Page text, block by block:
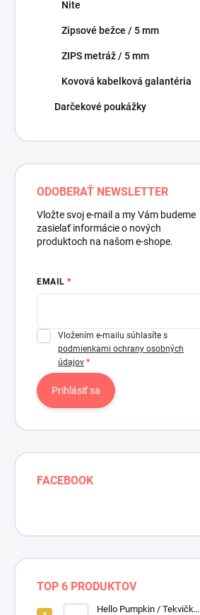
Nite
Zipsové bežce / 5 mm
ZIPS metráž / 5 mm
Kovová kabelková galantéria
Darčekové poukážky
ODOBERAŤ NEWSLETTER
Vložte svoj e-mail a my Vám budeme
zasielať informácie o nových
produktoch na našom e-shope.
EMAIL
Vložením e-mailu súhlasíte s
podmienkami ochrany osobných
údajov
Prihlásiť sa
FACEBOOK
TOP 6 PRODUKTOV
Hello Pumpkin / Tekvičky /